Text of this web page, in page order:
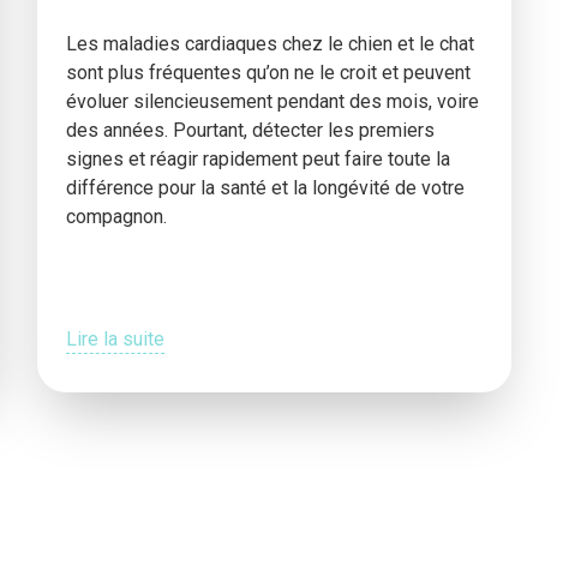
Les maladies cardiaques chez le chien et le chat
sont plus fréquentes qu’on ne le croit et peuvent
évoluer silencieusement pendant des mois, voire
des années. Pourtant, détecter les premiers
signes et réagir rapidement peut faire toute la
différence pour la santé et la longévité de votre
compagnon.
Lire la suite